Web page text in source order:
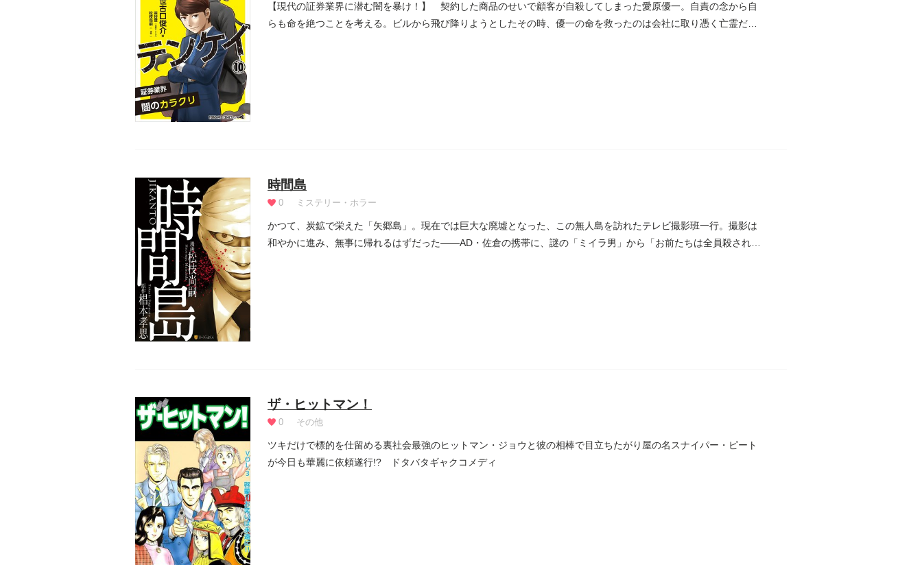
【現代の証券業界に潜む闇を暴け！】 契約した商品のせいで顧客が自殺してしまった愛原優一。自責の念から自
らも命を絶つことを考える。ビルから飛び降りようとしたその時、優一の命を救ったのは会社に取り憑く亡霊だっ
時間島
0 ミステリー・ホラー
かつて、炭鉱で栄えた「矢郷島」。現在では巨大な廃墟となった、この無人島を訪れたテレビ撮影班一行。撮影は
和やかに進み、無事に帰れるはずだった――AD・佐倉の携帯に、謎の「ミイラ男」から「お前たちは全員殺され
ザ・ヒットマン！
0 その他
ツキだけで標的を仕留める裏社会最強のヒットマン・ジョウと彼の相棒で目立ちたがり屋の名スナイパー・ピート
が今日も華麗に依頼遂行!? ドタバタギャクコメディ